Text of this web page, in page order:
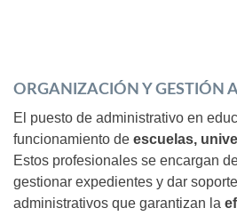
ORGANIZACIÓN Y GESTIÓN
El puesto de administrativo en
funcionamiento de escuelas,
Estos profesionales se encargan
gestionar expedientes y dar
administrativos que garantizan la